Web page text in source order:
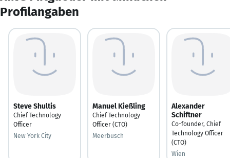
Profilangaben
Steve Shultis
Chief Technology
Officer
New York City
Manuel Kießling
Chief Technology
Officer (CTO)
Meerbusch
Alexander
Schiftner
Co-founder, Chief
Technology Officer
(CTO)
Wien